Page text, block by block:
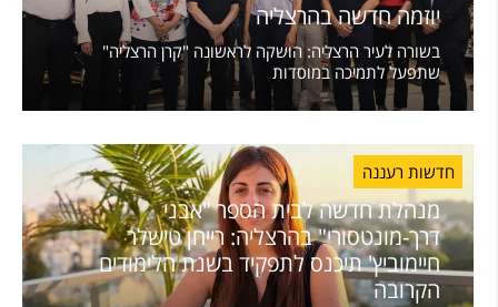
יוזמה חדשה בהרצליה
בשורה לעיר הרצליה: הושקה לראשונה "קרן הרצליה"
שתפעל לתמיכה במוסדות
חדשות רעננה
מנהלת חדשה לבית הספר "אבני
דרך-מונטסורי" בהרצליה: רייחן טישלר
חיימוביץ' תיכנס לתפקיד בשנת הלימודים
הקרובה